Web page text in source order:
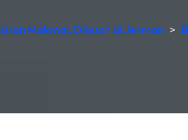
Makmal, Dibuat di Jerman >